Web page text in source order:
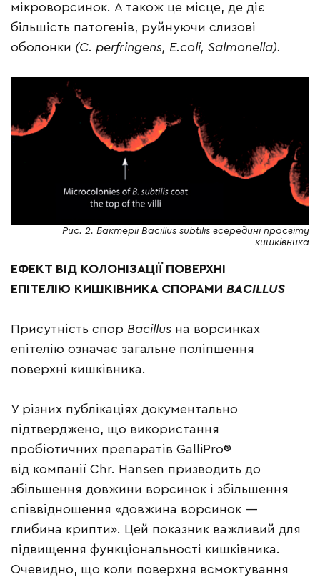
мікроворсинок. А також це місце, де діє
більшість патогенів, руйнуючи слизові
оболонки (C. perfringens, E.coli, Salmonella).
Рис. 2. Бактерії Bacillus subtilis всередині просвіту
кишківника
ЕФЕКТ ВІД КОЛОНІЗАЦІЇ ПОВЕРХНІ
ЕПІТЕЛІЮ КИШКІВНИКА СПОРАМИ BACILLUS
Присутність спор Bacillus на ворсинках
епітелію означає загальне поліпшення
поверхні кишківника.
У різних публікаціях документально
підтверджено, що використання
пробіотичних препаратів GalliPro®
від компанії Chr. Hansen призводить до
збільшення довжини ворсинок і збільшення
співвідношення «довжина ворсинок —
глибина крипти». Цей показник важливий для
підвищення функціональності кишківника.
Очевидно, що коли поверхня всмоктування